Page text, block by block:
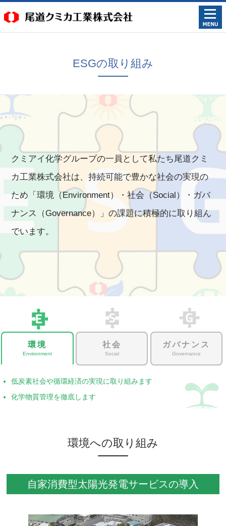
ESGの取り組み
クミアイ化学グループの一員として私たち尾道クミ
カ工業株式会社は、持続可能で豊かな社会の実現の
ため 「環境（Environment）・社会（Social）・ガバ
ナンス（Governance）」の課題に積極的に取り組ん
でいます。
環境
Environment
低炭素社会や循環経済の実現に取り組みます
化学物質管理を徹底します
社会
Social
ガバナンス
Governance
環境への取り組み
自家消費型太陽光発電サービスの導入